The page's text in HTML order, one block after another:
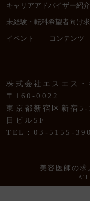
キャリアアドバイザー紹介
未経験・転科希望者向け
イベント | コンテンツ
株式会社エスエス・
〒160-0022
東京都新宿区新宿
目ビル5F
TEL：03-5155-
美容医師の求
All